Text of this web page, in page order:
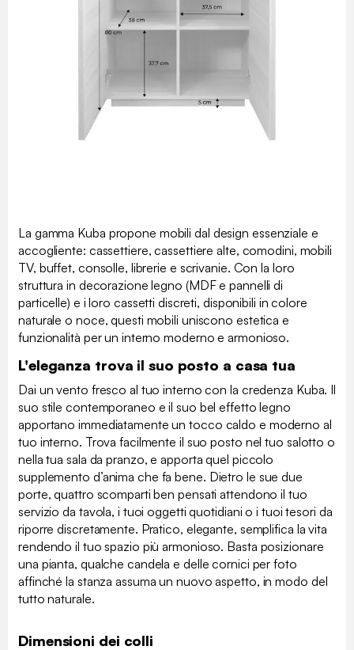
La gamma Kuba propone mobili dal design essenziale e
accogliente: cassettiere, cassettiere alte, comodini, mobili
TV, buffet, consolle, librerie e scrivanie. Con la loro
struttura in decorazione legno (MDF e pannelli di
particelle) e i loro cassetti discreti, disponibili in colore
naturale o noce, questi mobili uniscono estetica e
funzionalità per un interno moderno e armonioso.
L'eleganza trova il suo posto a casa tua
Dai un vento fresco al tuo interno con la credenza Kuba. Il
suo stile contemporaneo e il suo bel effetto legno
apportano immediatamente un tocco caldo e moderno al
tuo interno. Trova facilmente il suo posto nel tuo salotto o
nella tua sala da pranzo, e apporta quel piccolo
supplemento d’anima che fa bene. Dietro le sue due
porte, quattro scomparti ben pensati attendono il tuo
servizio da tavola, i tuoi oggetti quotidiani o i tuoi tesori da
riporre discretamente. Pratico, elegante, semplifica la vita
rendendo il tuo spazio più armonioso. Basta posizionare
una pianta, qualche candela e delle cornici per foto
affinché la stanza assuma un nuovo aspetto, in modo del
tutto naturale.
Dimensioni dei colli